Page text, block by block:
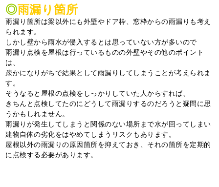
◎雨漏り箇所
雨漏り箇所は梁以外にも外壁やドア枠、窓枠からの雨漏りも考え
られます。
しかし壁から雨水が侵入するとは思っていない方が多いので
雨漏り点検を屋根は行っているものの外壁やその他のポイント
は、
疎かになりがちで結果として雨漏りしてしまうことが考えられま
す。
そうなると屋根の点検をしっかりしていた人からすれば、
きちんと点検してたのにどうして雨漏りするのだろうと疑問に思
うかもしれません。
雨漏りが発生してしまうと関係のない場所まで水が回ってしまい
建物自体の劣化をはやめてしまうリスクもあります。
屋根以外の雨漏りの原因箇所を抑えておき、それの箇所を定期的
に点検する必要があります。